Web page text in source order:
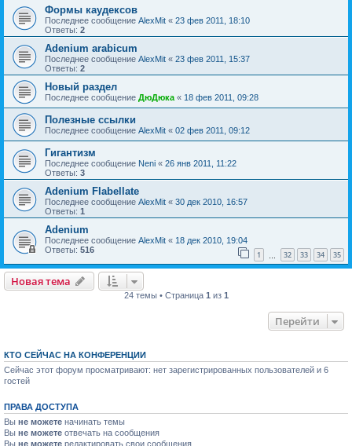
Формы каудексов
Последнее сообщение AlexMit « 23 фев 2011, 18:10
Ответы: 2
Adenium arabicum
Последнее сообщение AlexMit « 23 фев 2011, 15:37
Ответы: 2
Новый раздел
Последнее сообщение ДюДюка« 18 фев 2011, 09:28
Полезные ссылки
Последнее сообщение AlexMit « 02 фев 2011, 09:12
Гигантизм
Последнее сообщение Neni « 26 янв 2011, 11:22
Ответы: 3
Adenium Flabellate
Последнее сообщение AlexMit « 30 дек 2010, 16:57
Ответы: 1
Adenium
Последнее сообщение AlexMit « 18 дек 2010, 19:04
Ответы: 516 1 32 33 34 35
Новая тема
24 темы • Страница 1 из 1
Перейти
КТО СЕЙЧАС НА КОНФЕРЕНЦИИ
Сейчас этот форум просматривают: нет зарегистрированных пользователей и 6
гостей
ПРАВА ДОСТУПА
Вы не можете начинать темы
Вы не можете отвечать на сообщения
Вы не можете редактировать свои сообщения